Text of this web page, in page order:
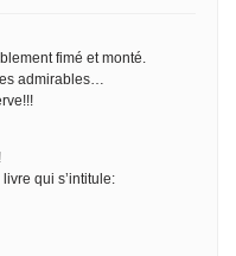
fimé et monté.
admirables…
qui s’intitule: